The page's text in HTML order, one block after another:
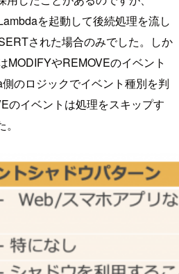
を起動して後続処理を流し
された場合のみでした。しか
MODIFYやREMOVEのイベント
のロジックでイベント種別を判
のイベントは処理をスキップす